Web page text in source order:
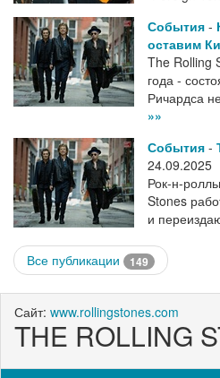
События -
оставим
The Rolling
года -
Ричардса
»»
События -
24.09.2025
Рок-н-
Stones
и
Все публикации 149
Сайт: www.rollingstones.com
THE ROLLING